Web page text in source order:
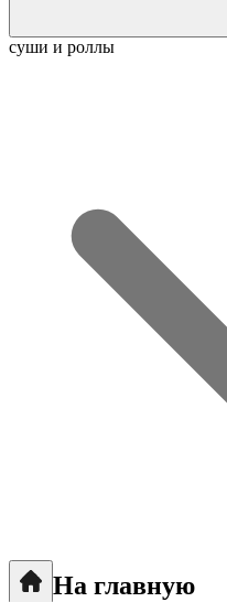
суши и роллы
На главную